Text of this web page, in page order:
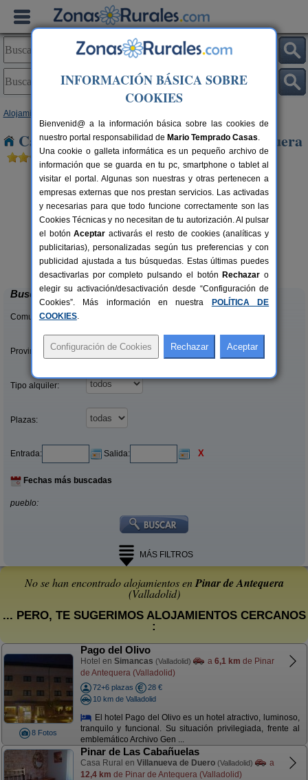
Alojamientos
Casas Rurales cerca de Pinar de Antequera
8-11+1 pers.
desde24 €
Casa Rural La Pepita
La Seca (Valladolid)
Buscar
Comunidades:
Provincias/Islas:
Tipo alquiler:
Plazas:
Entrada: Salida: X
Fechas más buscadas
pueblo:
MÁS FILTROS
No se han encontrado alojamientos enPinar de Antequera
(Valladolid)
... PERO, TE SUGERIMOS ALOJAMIENTOS CERCANOS
:
8 Fotos
Pago del Olivo
Hotel en Simancas (Valladolid) a 6,1 km de Pinar
de Antequera (Valladolid)
72+6 plazas
28 €
10 km de Valladolid
El hotel Pago del Olivo es un hotel atractivo, luminoso,
tranquilo y funcional. Su situación privilegiada, frente al
emblemático Archivo Gen ...
Pinar de Las Cabañuelas
Casa Rural en Villanueva de Duero (Valladolid)
a
12,4 km de Pinar de Antequera (Valladolid)
INFORMACIÓN BÁSICA SOBRE
COOKIES
Bienvenid@ a la información básica sobre las cookies de
nuestro portal responsabilidad de Mario Temprado Casas.
Una cookie o galleta informática es un pequeño archivo de
información que se guarda en tu pc, smartphone o tablet al
visitar el portal. Algunas son nuestras y otras pertenecen a
empresas externas que nos prestan servicios. Las activadas
y necesarias para que todo funcione correctamente son las
Cookies Técnicas y no necesitan de tu autorización. Al pulsar
el botónAceptar activarás el resto de cookies (analíticas y
publicitarias), personalizadas según tus preferencias y con
publicidad ajustada a tus búsquedas. Estas últimas puedes
desactivarlas por completo pulsando el botón Rechazar o
elegir su activación/desactivación desde “Configuración de
Cookies”. Más información en nuestra
POLÍTICA DE
COOKIES.